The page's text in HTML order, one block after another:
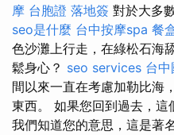
摩 台胞證 落地簽 對於大多
seo是什麼 台中按摩spa 餐
色沙灘上行走，在綠松石海
鬆身心？ seo services 台
間以來一直在考慮加勒比海
東西。 如果您回到過去，這
我們知道您的意思，這是著